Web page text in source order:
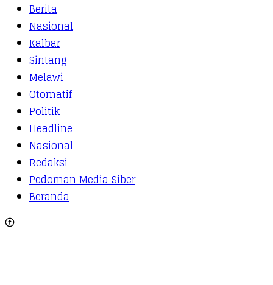
Berita
Nasional
Kalbar
Sintang
Melawi
Otomatif
Politik
Headline
Nasional
Redaksi
Pedoman Media Siber
Beranda